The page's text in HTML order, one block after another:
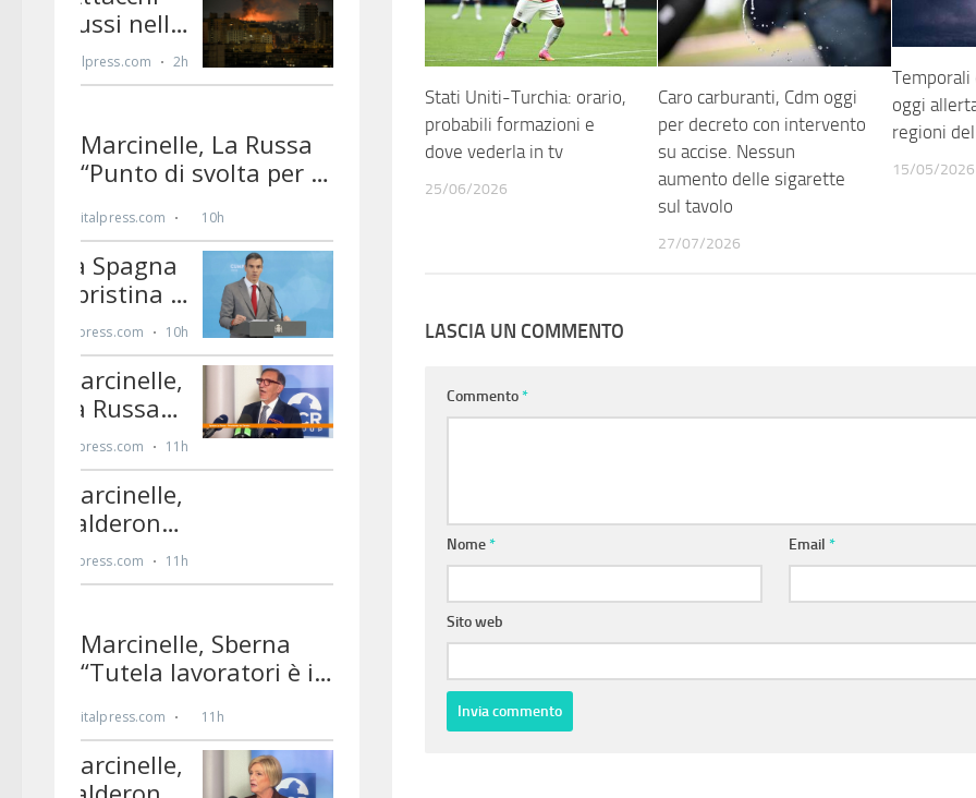
Stati Uniti-Turchia: orario,
probabili formazioni e
dove vederla in tv
25/06/2026
Caro carburanti, Cdm oggi
per decreto con intervento
su accise. Nessun
aumento delle sigarette
sul tavolo
27/07/2026
Temporali
oggi
regioni
15/05/2026
LASCIA UN COMMENTO
Commento*
Nome* Email*
Sito web